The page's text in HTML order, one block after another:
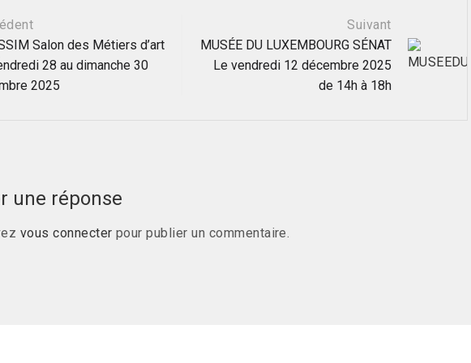
Salon des Métiers d’art
28 au dimanche 30
2025
Suivant
MUSÉE DU LUXEMBOURG SÉNAT
Le vendredi 12 décembre 2025
de 14h à 18h
une réponse
vous connecter pour publier un commentaire.